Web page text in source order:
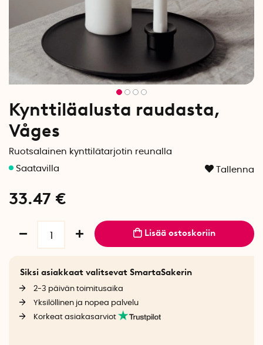
Kynttiläalusta raudasta,
Våges
Ruotsalainen kynttilätarjotin reunalla
Tallenna
33.47 €
Lisää ostoskoriin
Siksi asiakkaat valitsevat SmartaSakerin
2-3 päivän toimitusaika
Yksilöllinen ja nopea palvelu
Korkeat asiakasarviot